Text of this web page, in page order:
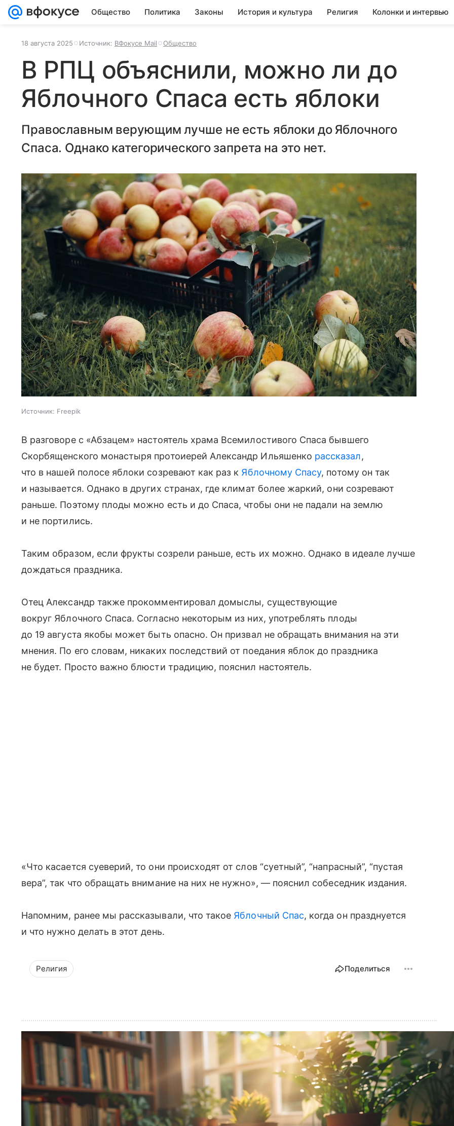
Общество Политика Законы История и культура Религия Колонки и интервью
18 августа 2025 Источник: ВФокусе Mail Общество
В РПЦ объяснили, можно ли до
Яблочного Спаса есть яблоки
Православным верующим лучше не есть яблоки до Яблочного
Спаса. Однако категорического запрета на это нет.
Источник: Freepik
В разговоре с «Абзацем» настоятель храма Всемилостивого Спаса бывшего
Скорбященского монастыря протоиерей Александр Ильяшенко рассказал,
что в нашей полосе яблоки созревают как раз к Яблочному Спасу, потому он так
и называется. Однако в других странах, где климат более жаркий, они созревают
раньше. Поэтому плоды можно есть и до Спаса, чтобы они не падали на землю
и не портились.
Таким образом, если фрукты созрели раньше, есть их можно. Однако в идеале лучше
дождаться праздника.
Отец Александр также прокомментировал домыслы, существующие
вокруг Яблочного Спаса. Согласно некоторым из них, употреблять плоды
до 19 августа якобы может быть опасно. Он призвал не обращать внимания на эти
мнения. По его словам, никаких последствий от поедания яблок до праздника
не будет. Просто важно блюсти традицию, пояснил настоятель.
«Что касается суеверий, то они происходят от слов “суетный”, “напрасный”, “пустая
вера”, так что обращать внимание на них не нужно», — пояснил собеседник издания.
Напомним, ранее мы рассказывали, что такое Яблочный Спас, когда он празднуется
и что нужно делать в этот день.
Религия Поделиться